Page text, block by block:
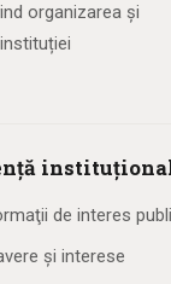
organizarea și
de interes
și interese